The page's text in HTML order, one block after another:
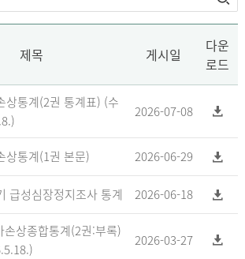
제목 게시일
다운
로드
상통계(2권 통계표) (수
2026-07-08
상통계(1권 본문) 2026-06-29
급성심장정지조사 통계 2026-06-18
손상종합통계(2권:부록)
2026-03-27